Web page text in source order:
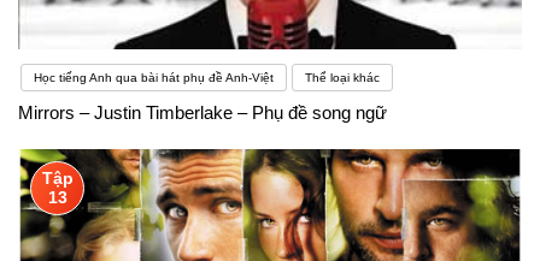
Học tiếng Anh qua bài hát phụ đề Anh-Việt Thể loại khác
Mirrors – Justin Timberlake – Phụ đề song ngữ
Tập
13